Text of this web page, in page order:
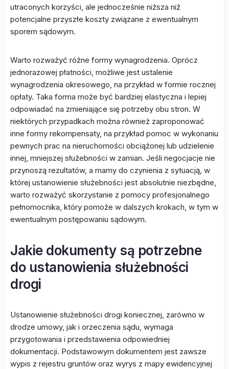
utraconych korzyści, ale jednocześnie niższa niż
potencjalne przyszłe koszty związane z ewentualnym
sporem sądowym.
Warto rozważyć różne formy wynagrodzenia. Oprócz
jednorazowej płatności, możliwe jest ustalenie
wynagrodzenia okresowego, na przykład w formie rocznej
opłaty. Taka forma może być bardziej elastyczna i lepiej
odpowiadać na zmieniające się potrzeby obu stron. W
niektórych przypadkach można również zaproponować
inne formy rekompensaty, na przykład pomoc w wykonaniu
pewnych prac na nieruchomości obciążonej lub udzielenie
innej, mniejszej służebności w zamian. Jeśli negocjacje nie
przynoszą rezultatów, a mamy do czynienia z sytuacją, w
której ustanowienie służebności jest absolutnie niezbędne,
warto rozważyć skorzystanie z pomocy profesjonalnego
pełnomocnika, który pomoże w dalszych krokach, w tym w
ewentualnym postępowaniu sądowym.
Jakie dokumenty są potrzebne
do ustanowienia służebności
drogi
Ustanowienie służebności drogi koniecznej, zarówno w
drodze umowy, jak i orzeczenia sądu, wymaga
przygotowania i przedstawienia odpowiedniej
dokumentacji. Podstawowym dokumentem jest zawsze
wypis z rejestru gruntów oraz wyrys z mapy ewidencyjnej